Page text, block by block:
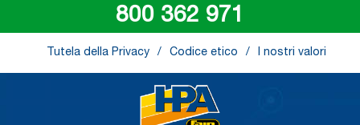
800 362 971
Tutela della Privacy Codice etico I nostri valori